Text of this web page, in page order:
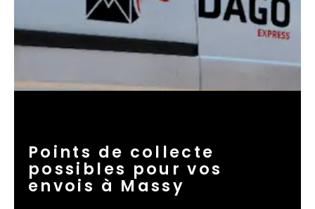
Points de collecte
possibles pour vos
envois à Massy